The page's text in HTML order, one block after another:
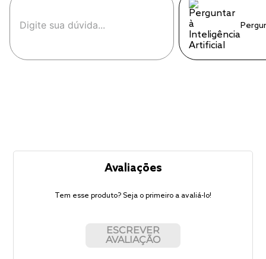
Avaliações
Tem esse produto? Seja o primeiro a avaliá-lo!
ESCREVER
AVALIAÇÃO